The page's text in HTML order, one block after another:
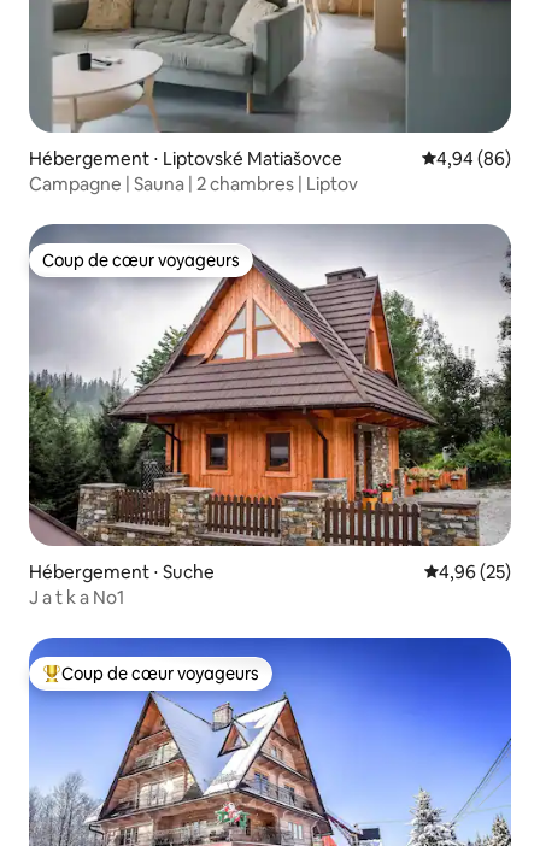
Hébergement ⋅ Liptovské Matiašovce Évaluation
4,94 (86)
Campagne | Sauna | 2 chambres | Liptov
Coup de cœur voyageurs
Coup de cœur voyageurs
Hébergement ⋅ Suche Évaluation
4,96 (25)
J a t k a No1
Coups de cœur voyageurs les plus appréciés
Coup de cœur voyageurs